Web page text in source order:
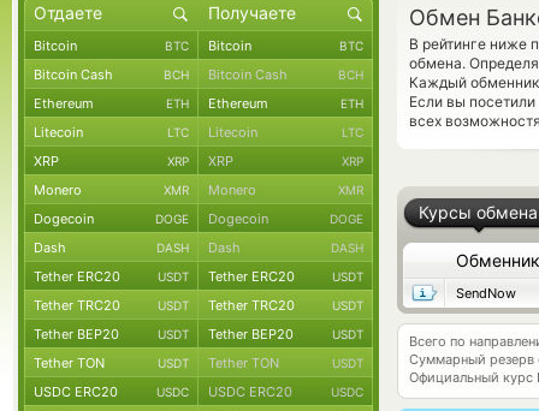
Обмен
В рейтинге ниже
обмена.
Каждый
Если вы
всех
Курсы обмена
Обменник
SendNow
Всего по
Суммарный резерв
Официальный курс
Bitcoin BTC Bitcoin BTC
Bitcoin Cash BCH Bitcoin Cash BCH
Ethereum ETH Ethereum ETH
Litecoin LTC Litecoin LTC
XRP XRP XRP XRP
Monero XMR Monero XMR
Dogecoin DOGE Dogecoin DOGE
Dash DASH Dash DASH
Tether ERC20 USDT Tether ERC20 USDT
Tether TRC20 USDT Tether TRC20 USDT
Tether BEP20 USDT Tether BEP20 USDT
Tether TON USDT Tether TON USDT
USDC ERC20 USDC USDC ERC20 USDC